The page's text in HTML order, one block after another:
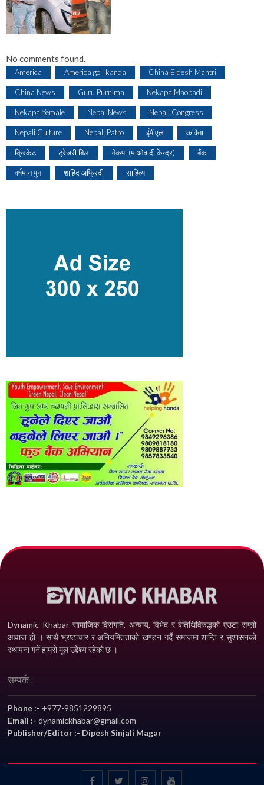
No comments found.
America America goli kanda China Bidesh Mantri
China News Guru Purnima Nekapa Maobadi
Nekapa Yemale Nepal News Nepali Congress
Nepali Culture Nepali Patro ईपीएल कविता
क्रिकेट ट्रेजरी बिल नेकपा (माओवादी केन्द्र) बैंक
वर्षमान पुन शाहिद अफ्रिदी साहित्य
Dynamic Khabar सामाजिक विसंगति, अन्याय, विभेद­ र बेतिथिविरुद्धको एउटा सग्लो
आवाज हो । साथै भ्रष्टाचार र अनियमितताको खण्डन गर्दै समाजमा शान्ति र सुशासनको
स्थापना गर्ने हाम्रो मूल उद्देश्य रहेको छ ।
सम्पर्क :
Phone :- +977-9851229895
Email :-dynamickhabar@gmail.com
Publisher/Editor :- Dipesh Sinjali Magar